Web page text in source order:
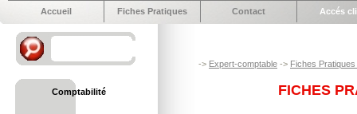
Accueil Fiches Pratiques Contact Accés
Comptabilité
-> Expert-comptable -> Fiches
FICHES